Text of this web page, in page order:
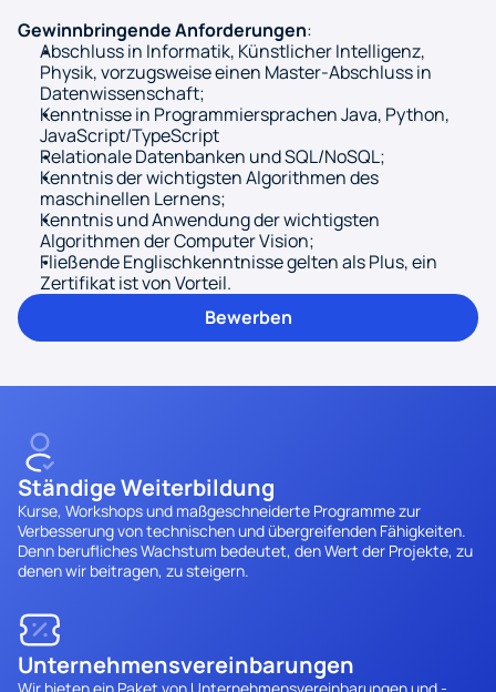
Gewinnbringende Anforderungen:
Abschluss in Informatik, Künstlicher Intelligenz,
Physik, vorzugsweise einen Master-Abschluss in
Datenwissenschaft;
Kenntnisse in Programmiersprachen Java, Python,
JavaScript/TypeScript
Relationale Datenbanken und SQL/NoSQL;
Kenntnis der wichtigsten Algorithmen des
maschinellen Lernens;
Kenntnis und Anwendung der wichtigsten
Algorithmen der Computer Vision;
Fließende Englischkenntnisse gelten als Plus, ein
Zertifikat ist von Vorteil.
Bewerben
Ständige Weiterbildung
Kurse, Workshops und maßgeschneiderte Programme zur
Verbesserung von technischen und übergreifenden Fähigkeiten.
Denn berufliches Wachstum bedeutet, den Wert der Projekte, zu
denen wir beitragen, zu steigern.
Unternehmensvereinbarungen